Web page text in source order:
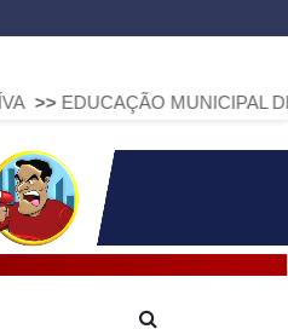
MUNICIPAL DE ARAPOTI